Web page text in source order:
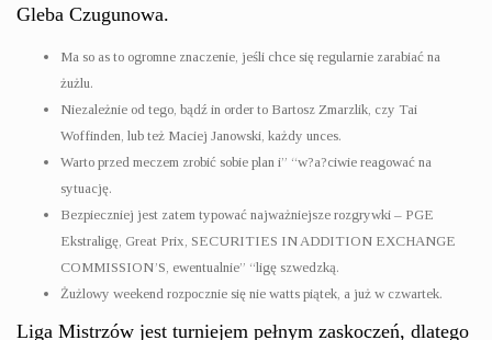
Gleba Czugunowa.
Ma so as to ogromne znaczenie, jeśli chce się regularnie zarabiać na
żużlu.
Niezależnie od tego, bądź in order to Bartosz Zmarzlik, czy Tai
Woffinden, lub też Maciej Janowski, każdy unces.
Warto przed meczem zrobić sobie plan i” “w?a?ciwie reagować na
sytuację.
Bezpieczniej jest zatem typować najważniejsze rozgrywki – PGE
Ekstraligę, Great Prix, SECURITIES IN ADDITION EXCHANGE
COMMISSION’S, ewentualnie” “ligę szwedzką.
Żużlowy weekend rozpocznie się nie watts piątek, a już w czwartek.
Liga Mistrzów jest turniejem pełnym zaskoczeń, dlatego